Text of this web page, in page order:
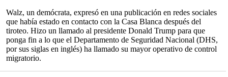
Walz, un demócrata, expresó en una publicación en redes sociales
que había estado en contacto con la Casa Blanca después del
tiroteo. Hizo un llamado al presidente Donald Trump para que
ponga fin a lo que el Departamento de Seguridad Nacional (DHS,
por sus siglas en inglés) ha llamado su mayor operativo de control
migratorio.